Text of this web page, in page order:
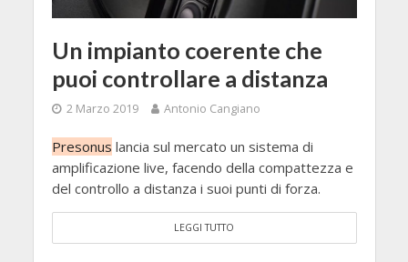
Un impianto coerente che
puoi controllare a distanza
2 Marzo 2019 Antonio Cangiano
Presonus lancia sul mercato un sistema di
amplificazione live, facendo della compattezza e
del controllo a distanza i suoi punti di forza.
LEGGI TUTTO